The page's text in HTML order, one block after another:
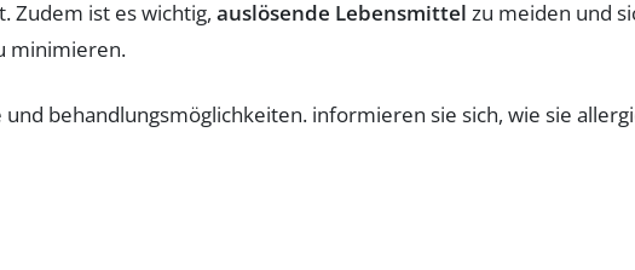
Zudem ist es wichtig, auslösende Lebensmittel zu meiden und
minimieren.